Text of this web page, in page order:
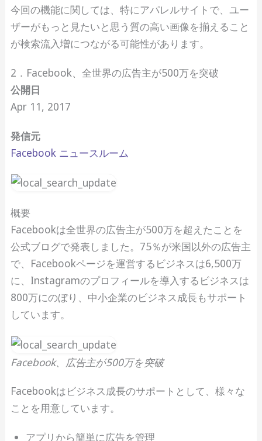
今回の機能に関しては、特にアパレルサイトで、ユー
ザーがもっと見たいと思う質の高い画像を揃えること
が検索流入増につながる可能性があります。
2．Facebook、全世界の広告主が500万を突破
公開日
Apr 11, 2017
発信元
Facebook ニュースルーム
概要
Facebookは全世界の広告主が500万を超えたことを
公式ブログで発表しました。75％が米国以外の広告主
で、Facebookページを運営するビジネスは6,500万
に、Instagramのプロフィールを導入するビジネスは
800万にのぼり、中小企業のビジネス成長もサポート
しています。
Facebook、広告主が500万を突破
Facebookはビジネス成長のサポートとして、様々な
ことを用意しています。
アプリから簡単に広告を管理